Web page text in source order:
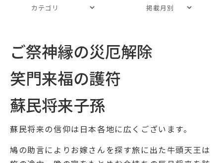
ご祭神縁の災厄解除
笑門来福の護符
蘇民将来子孫
蘇民将来の信仰は日本各地に広くございます。
鳩の助言によりお嫁さんを探す旅に出た牛頭天王は